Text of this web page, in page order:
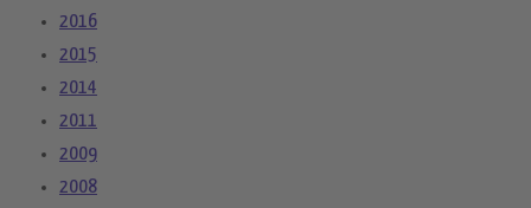
2016
2015
2014
2011
2009
2008